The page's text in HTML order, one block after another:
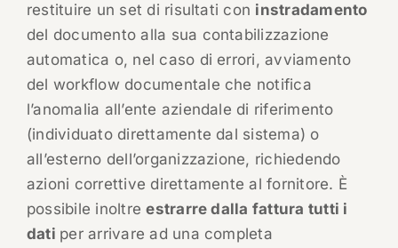
restituire un set di risultati con instradamento
del documento alla sua contabilizzazione
automatica o, nel caso di errori, avviamento
del workflow documentale che notifica
l’anomalia all’ente aziendale di riferimento
(individuato direttamente dal sistema) o
all’esterno dell’organizzazione, richiedendo
azioni correttive direttamente al fornitore. È
possibile inoltreestrarre dalla fattura tutti i
dati per arrivare ad una completa